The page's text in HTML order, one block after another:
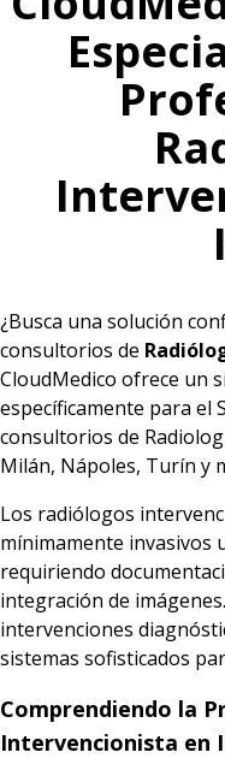
¿Busca una solución
consultorios de
CloudMedico ofrece un
específicamente para el
consultorios de
Milán, Nápoles, Turín y
Los radiólogos
mínimamente invasivos
requiriendo
integración de
intervenciones
sistemas sofisticados
Comprendiendo la
Intervencionista en